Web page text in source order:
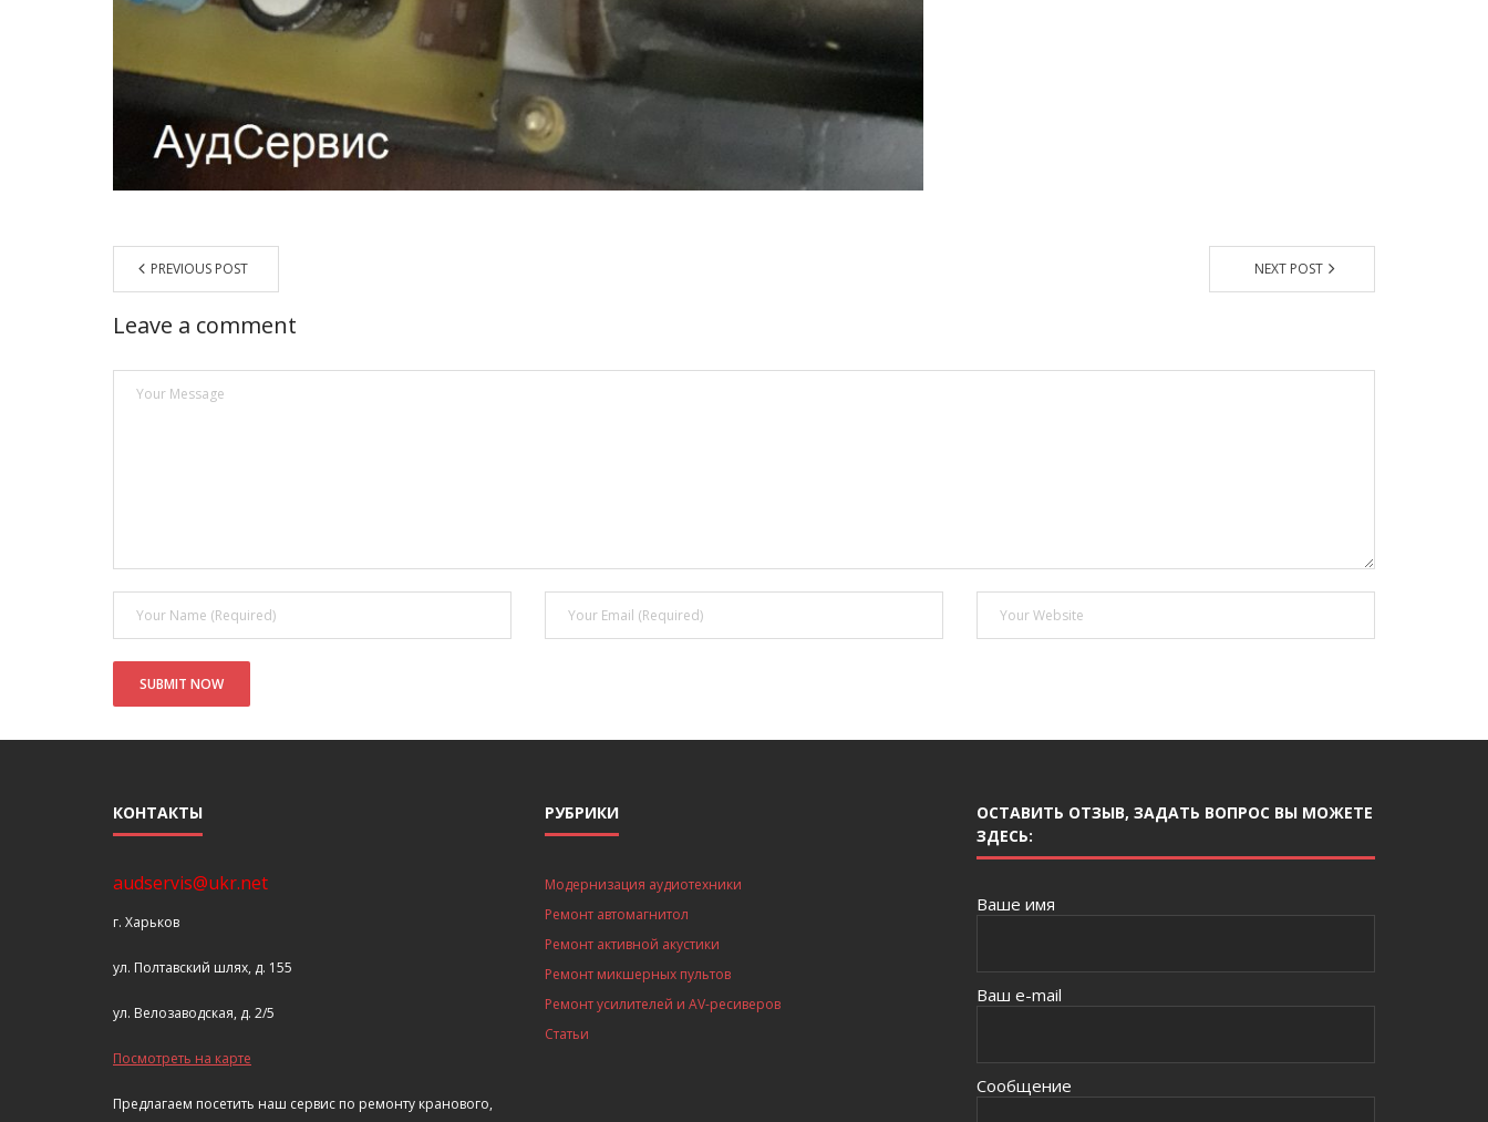
PREVIOUS POST NEXT POST
Leave a comment
КОНТАКТЫ
audservis@ukr.net
г. Харьков
ул. Полтавский шлях, д. 155
ул. Велозаводская, д. 2/5
Посмотреть на карте
Предлагаем посетить наш сервис по ремонту кранового,
РУБРИКИ
Модернизация аудиотехники
Ремонт автомагнитол
Ремонт активной акустики
Ремонт микшерных пультов
Ремонт усилителей и AV-ресиверов
Статьи
ОСТАВИТЬ ОТЗЫВ, ЗАДАТЬ ВОПРОС ВЫ МОЖЕТЕ
ЗДЕСЬ:
Ваше имя
Ваш e-mail
Сообщение